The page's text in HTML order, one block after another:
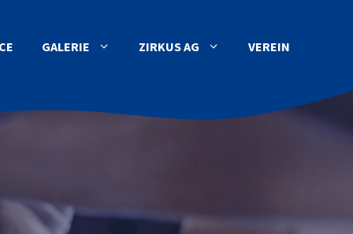
GALERIE ZIRKUS AG VEREIN